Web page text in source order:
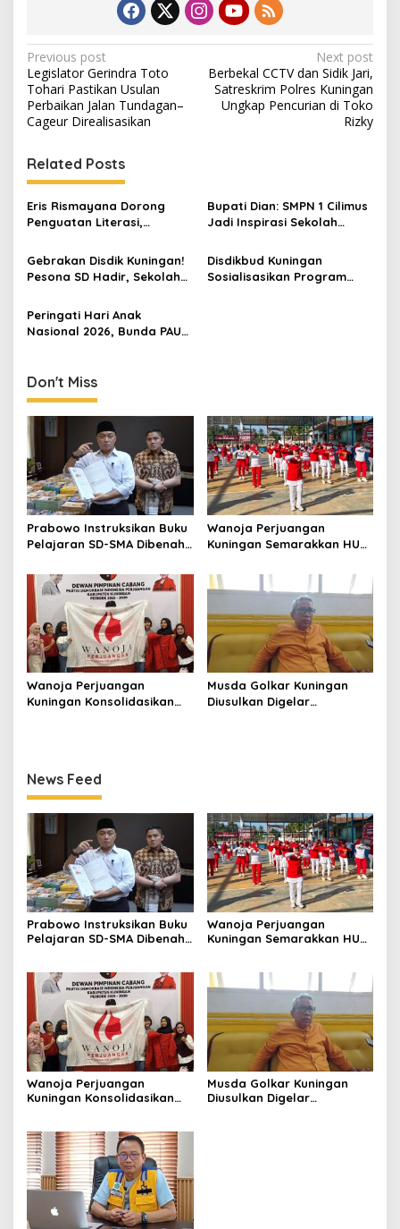
Post
navigation
Previous post
Legislator Gerindra Toto
Tohari Pastikan Usulan
Perbaikan Jalan Tundagan–
Cageur Direalisasikan
Next post
Berbekal CCTV dan Sidik Jari,
Satreskrim Polres Kuningan
Ungkap Pencurian di Toko
Rizky
Related Posts
Eris Rismayana Dorong
Penguatan Literasi,
KKN UIN Sunan Kalijaga di
Sagaranten
Bupati Dian: SMPN 1 Cilimus
Jadi Inspirasi Sekolah
Momentum Cetak Generasi
Emas
Gebrakan Disdik Kuningan!
Pesona SD Hadir, Sekolah
Branding, Digitalisasi, dan
Robotika
Disdikbud Kuningan
Sosialisasikan Program
Peringati Hari Anak
Nasional 2026, Bunda PAUD
Hak Anak
Don't Miss
Prabowo Instruksikan Buku
Pelajaran SD-SMA Dibenahi,
sebagai Referensi
Wanoja Perjuangan
Kuningan Semarakkan HUT
Perempuan Harus Sehat
dan Berdaya
Wanoja Perjuangan
Kuningan Konsolidasikan
Musda Golkar Kuningan
Diusulkan Digelar
News Feed
Prabowo Instruksikan Buku
Pelajaran SD-SMA Dibenahi,
Wanoja Perjuangan
Kuningan Semarakkan HUT
dan Berdaya
Wanoja Perjuangan
Kuningan Konsolidasikan
Muda
Musda Golkar Kuningan
Diusulkan Digelar